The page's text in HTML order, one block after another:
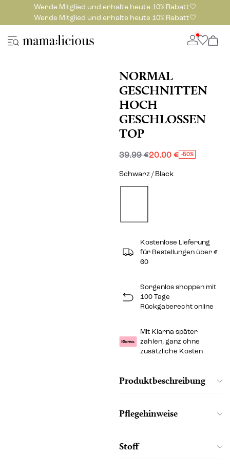
Werde Mitglied und erhalte heute 10% Rabatt🤍
Werde Mitglied und erhalte heute 10% Rabatt🤍
NORMAL
GESCHNITTEN
HOCH
GESCHLOSSEN
TOP
39.99 €20.00 € -50%
Schwarz / Black
Kostenlose Lieferung
für Bestellungen über €
60
Sorgenlos shoppen mit
100 Tage
Rückgaberecht online
Mit Klarna später
zahlen, ganz ohne
zusätzliche Kosten
Produktbeschreibung
Pflegehinweise
Stoff